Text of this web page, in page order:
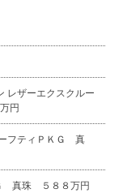
レザーエクスクルー
円
ーフティＰＫＧ 真
真珠 ５８８万円